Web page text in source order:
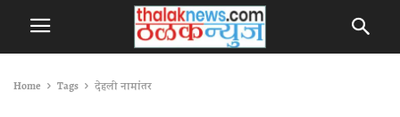
Home Tags देहली नामांतर